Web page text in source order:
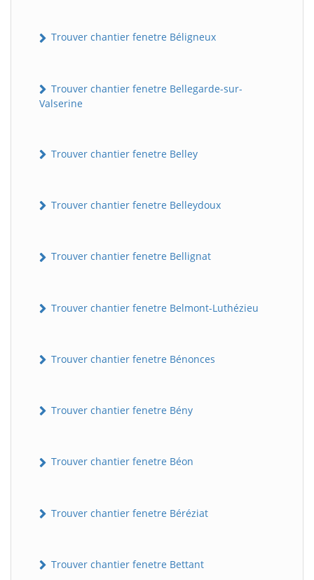
Trouver chantier fenetre Béligneux
Trouver chantier fenetre Bellegarde-sur-
Valserine
Trouver chantier fenetre Belley
Trouver chantier fenetre Belleydoux
Trouver chantier fenetre Bellignat
Trouver chantier fenetre Belmont-Luthézieu
Trouver chantier fenetre Bénonces
Trouver chantier fenetre Bény
Trouver chantier fenetre Béon
Trouver chantier fenetre Béréziat
Trouver chantier fenetre Bettant